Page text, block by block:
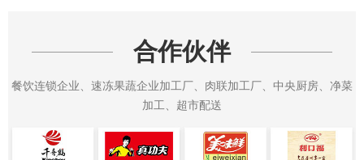
合作伙伴
餐饮连锁企业、速冻果蔬企业加工厂、肉联加工厂、中央厨房、净菜
加工、超市配送